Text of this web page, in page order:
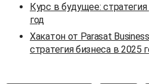
Курс в будущее:
год
Хакатон от Parasat
стратегия бизнеса в 2025